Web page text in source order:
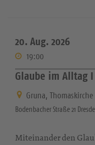
20. Aug. 2026
19:00
Glaube im Alltag
Gruna, Thomaskirche
Bodenbacher Straße 21
Miteinander den